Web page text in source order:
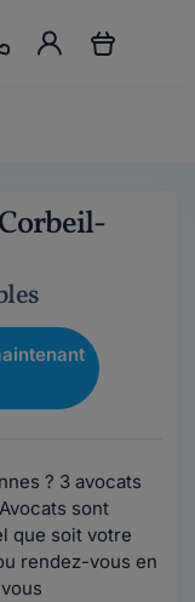
? 3 avocats
sont
que soit votre
rendez-vous en